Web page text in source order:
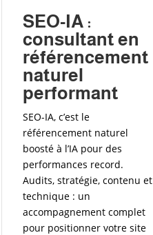
SEO-IA :
consultant en
référencement
naturel
performant
SEO-IA, c’est le
référencement naturel
boosté à l’IA pour des
performances record.
Audits, stratégie, contenu et
technique : un
accompagnement complet
pour positionner votre site